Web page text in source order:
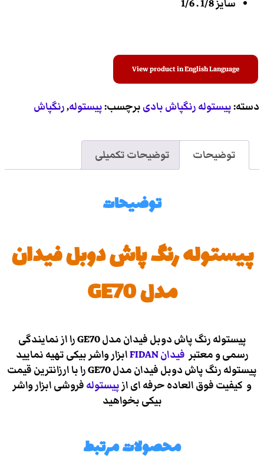
سایز 1/8 . 1/6
View product in English Language
دسته:پیستوله رنگپاش بادیبرچسب:پیستوله,رنگپاش
توضیحات توضیحات تکمیلی
توضیحات
پیستوله رنگ پاش دوبل فیدان
مدل GE70
پیستوله رنگ پاش دوبل فیدان مدل GE70 را از نمایندگی
رسمی و معتبر فیدانFIDANابزار واشر بیکی تهیه نمایید
پیستوله رنگ پاش دوبل فیدان مدل GE70 را با ارزانترین قیمت
و کیفیت فوق العاده حرفه ای ازپیستولهفروشی ابزار واشر
بیکی بخواهید
محصولات مرتبط